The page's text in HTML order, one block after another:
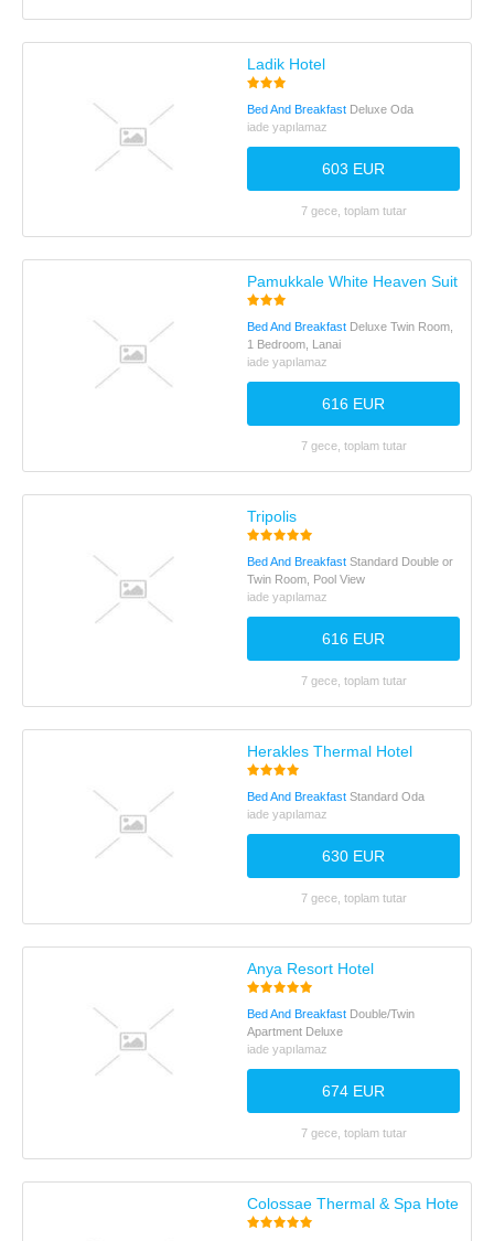
Ladik Hotel
Bed And Breakfast Deluxe Oda
iade yapılamaz
603 EUR
7 gece, toplam tutar
Pamukkale White Heaven Suite
Bed And Breakfast Deluxe Twin Room,
1 Bedroom, Lanai
iade yapılamaz
616 EUR
7 gece, toplam tutar
Tripolis
Bed And Breakfast Standard Double or
Twin Room, Pool View
iade yapılamaz
616 EUR
7 gece, toplam tutar
Herakles Thermal Hotel
Bed And Breakfast Standard Oda
iade yapılamaz
630 EUR
7 gece, toplam tutar
Anya Resort Hotel
Bed And Breakfast Double/Twin
Apartment Deluxe
iade yapılamaz
674 EUR
7 gece, toplam tutar
Colossae Thermal & Spa Hotel